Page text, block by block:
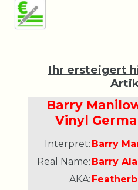
Ihr ersteigert
Barry
Vinyl
Interpret: Barry
Real Name: Barry
AKA: